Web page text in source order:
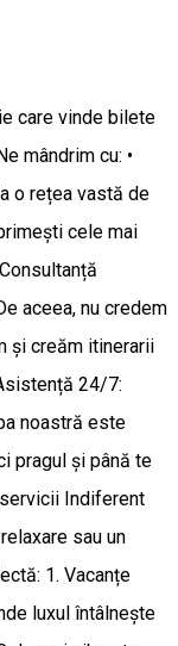
care vinde bilete
mândrim cu: •
o rețea vastă de
cele mai
aceea, nu credem
și creăm itinerarii
24/7:
noastră este
pragul și până te
Indiferent
sau un
1. Vacanțe
luxul întâlnește